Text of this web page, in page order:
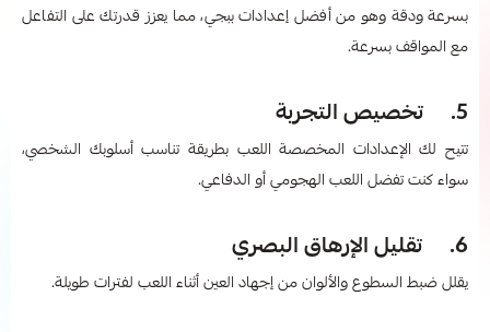
بسرعة ودقة وهو من أفضل إعدادات ببجي​، مما يعزز قدرتك على التفاعل
مع المواقف بسرعة.
5. تخصيص التجربة
تتيح لك الإعدادات المخصصة اللعب بطريقة تناسب أسلوبك الشخصي،
سواء كنت تفضل اللعب الهجومي أو الدفاعي.
6. تقليل الإرهاق البصري
يقلل ضبط السطوع والألوان من إجهاد العين أثناء اللعب لفترات طويلة.